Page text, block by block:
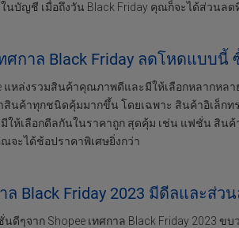
นบัญชี เมื่อถึงวัน Black Friday คุณก็จะได้ส่วนลด
ศกาล Black Friday ลดโหดแบบนี้
แหล่งรวมสินค้าคุณภาพดีและมีให้เลือกหลากหล
สินค้าทุกชนิดคุ้มมากขึ้น โดยเฉพาะ สินค้าอิเล็ก
ให้เลือกดีลกันในราคาถูก สุดคุ้ม เช่น แฟชั่น สิน
จะได้ช้อปราคาพิเศษยิ่งกว่า
ล Black Friday 2023 มีดีลและส่ว
นดีๆจาก Shopee เทศกาล Black Friday 2023